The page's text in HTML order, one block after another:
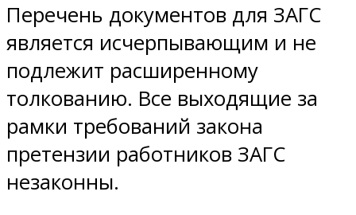
Перечень документов для ЗАГС
является исчерпывающим и не
подлежит расширенному
толкованию. Все выходящие за
рамки требований закона
претензии работников ЗАГС
незаконны.